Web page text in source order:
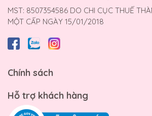
MST: 8507354586 DO CHI CỤC THUẾ
MỘT CẤP NGÀY 15/01/2018
Chính sách
Hỗ trợ khách hàng